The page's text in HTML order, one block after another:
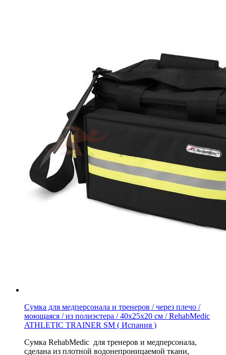
Сумка для медперсонала и тренеров / через плечо /
моющаяся / из полиэстера / 40x25x20 см / RehabMedic
ATHLETIC TRAINER SM ( Испания )
Сумка RehabMedic для тренеров и медперсонала,
сделана из плотной водонепроницаемой ткани,